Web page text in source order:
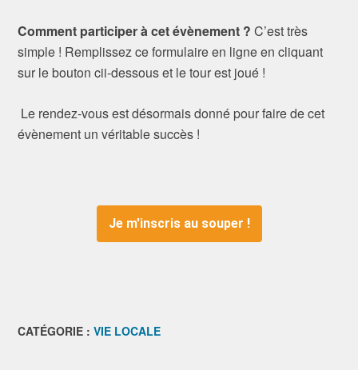
Comment participer à cet évènement ?C’est très
simple ! Remplissez ce formulaire en ligne en cliquant
sur le bouton cii-dessous et le tour est joué !
Le rendez-vous est désormais donné pour faire de cet
évènement un véritable succès !
Je m'inscris au souper !
CATÉGORIE :VIE LOCALE